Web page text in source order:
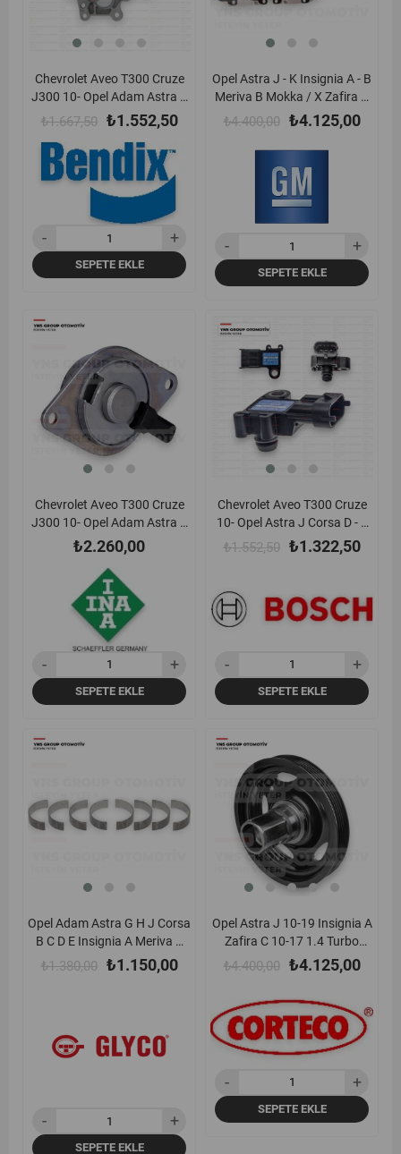
Chevrolet Aveo T300 Cruze
J300 10- Opel Adam Astra J
Corsa D - E Insignia A -
Meriva B Mokka Zafira C 10-
1.2 - 1.4 + Turbo Devirdaim
(Su Pompası) Bendix -
190083b / 95531269
₺1.552,50
₺1.667,50
SEPETE EKLE
Opel Astra J - K Insignia A - B
Meriva B Mokka / X Zafira C
15- B16dth 1.6 Dizel Egsoz
Manifold Contası Komple Gm
Orjinal - 55496050
₺4.125,00
₺4.400,00
SEPETE EKLE
Chevrolet Aveo T300 Cruze
J300 10- Opel Adam Astra J
Corsa D - E Insignia Meriva
Mokka + X Zafira C 10- 1.2 -
1.4 A12xer A14net A14nel
A14xer Eksantrik Konum
Selenoid Valfi Ina -
427001810 / 55562223
₺2.260,00
yeni
SEPETE EKLE
Chevrolet Aveo T300 Cruze
10- Opel Astra J Corsa D - E
Insignia A Meriva B 10-17
Mokka 13-19 Zafira C 11-19
Manifold Basınç (Map)
Sensörü Bosch -
0261230262 / 55567257
₺1.322,50
₺1.552,50
yeni
ürün
SEPETE EKLE
Opel Adam Astra G H J Corsa
B C D E Insignia A Meriva A
B Mokka Zafira C X10xe
X12xe Z12xe Z12xep Z14xep
F0148724std
₺1.150,00
₺1.380,00
yeni
SEPETE EKLE
Opel Astra J 10-19 Insignia A
Zafira C 10-17 1.4 Turbo
Krank Kasnağı (Yeni Tip - 5
Kanal) Corteco - 49412201
₺4.125,00
₺4.400,00
yeni
ürün
SEPETE EKLE